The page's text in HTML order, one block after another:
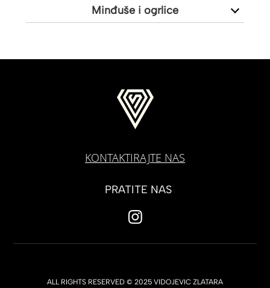
Minđuše i ogrlice
KONTAKTIRAJTE NAS
PRATITE NAS
ALL RIGHTS RESERVED © 2025 VIDOJEVIC ZLATARA